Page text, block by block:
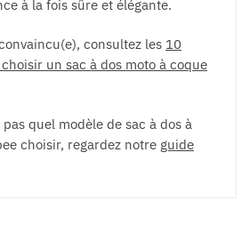
à la fois sûre et élégante.
consultez les 10
un sac à dos moto à coque
pas quel modèle de sac à dos à
choisir, regardez notre guide